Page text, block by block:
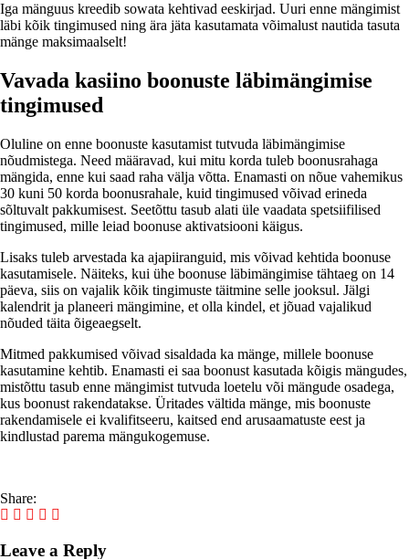
Iga mänguus kreedib sowata kehtivad eeskirjad. Uuri enne mängimist
läbi kõik tingimused ning ära jäta kasutamata võimalust nautida tasuta
mänge maksimaalselt!
Vavada kasiino boonuste läbimängimise
tingimused
Oluline on enne boonuste kasutamist tutvuda läbimängimise
nõudmistega. Need määravad, kui mitu korda tuleb boonusrahaga
mängida, enne kui saad raha välja võtta. Enamasti on nõue vahemikus
30 kuni 50 korda boonusrahale, kuid tingimused võivad erineda
sõltuvalt pakkumisest. Seetõttu tasub alati üle vaadata spetsiifilised
tingimused, mille leiad boonuse aktivatsiooni käigus.
Lisaks tuleb arvestada ka ajapiiranguid, mis võivad kehtida boonuse
kasutamisele. Näiteks, kui ühe boonuse läbimängimise tähtaeg on 14
päeva, siis on vajalik kõik tingimuste täitmine selle jooksul. Jälgi
kalendrit ja planeeri mängimine, et olla kindel, et jõuad vajalikud
nõuded täita õigeaegselt.
Mitmed pakkumised võivad sisaldada ka mänge, millele boonuse
kasutamine kehtib. Enamasti ei saa boonust kasutada kõigis mängudes,
mistõttu tasub enne mängimist tutvuda loetelu või mängude osadega,
kus boonust rakendatakse. Üritades vältida mänge, mis boonuste
rakendamisele ei kvalifitseeru, kaitsed end arusaamatuste eest ja
kindlustad parema mängukogemuse.
Share:
Leave a Reply